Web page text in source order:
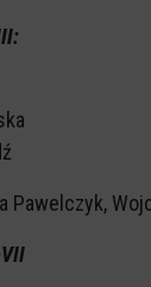
Pawelczyk,